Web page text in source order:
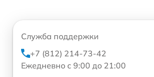
Служба поддержки
+7 (812) 214-73-42
Ежедневно с 9:00 до 21:00